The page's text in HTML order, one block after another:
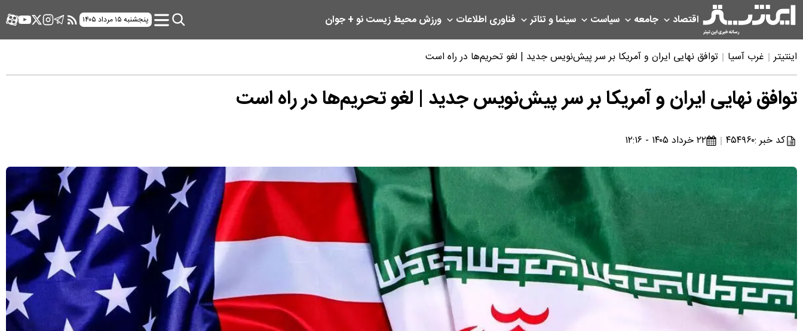
اقتصاد جامعه سیاست سینما و تئاتر فناوری اطلاعات ورزشمحیط زیستنو + جوان پنجشنبه ۱۵ مرداد ۱۴۰۵
اینتیتر غرب آسیا توافق نهایی ایران و آمریکا بر سر پیش‌نویس جدید | لغو تحریم‌ها در راه است
توافق نهایی ایران و آمریکا بر سر پیش‌نویس جدید | لغو تحریم‌ها در راه است
کد خبر :۴۵۴۹۶۰ ۲۲ خرداد ۱۴۰۵ - ۱۲:۱۶